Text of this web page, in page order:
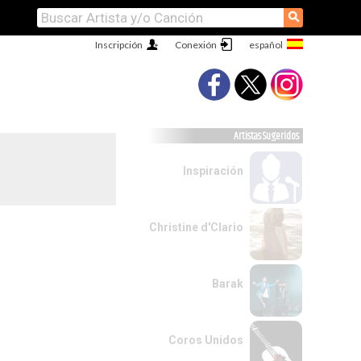
⚲
Conexión
Inscripción
Artistas Sugeridos
Inspiración
Christine d'Clario
Barak
Coros Unidos